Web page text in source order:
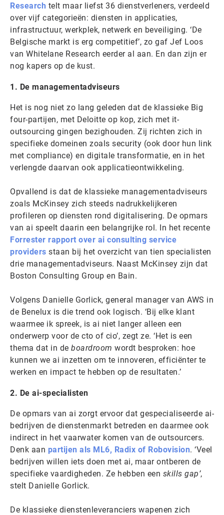
Research telt maar liefst 36 dienstverleners, verdeeld
over vijf categorieën: diensten in applicaties,
infrastructuur, werkplek, netwerk en beveiliging. ‘De
Belgische markt is erg competitief’, zo gaf Jef Loos
van Whitelane Research eerder al aan. En dan zijn er
nog kapers op de kust.
1. De managementadviseurs
Het is nog niet zo lang geleden dat de klassieke Big
four-partijen, met Deloitte op kop, zich met it-
outsourcing gingen bezighouden. Zij richten zich in
specifieke domeinen zoals security (ook door hun link
met compliance) en digitale transformatie, en in het
verlengde daarvan ook applicatieontwikkeling.
Opvallend is dat de klassieke managementadviseurs
zoals McKinsey zich steeds nadrukkelijkeren
profileren op diensten rond digitalisering. De opmars
van ai speelt daarin een belangrijke rol. In het recente
Forrester rapport over ai consulting service
providers staan bij het overzicht van tien specialisten
drie managementadviseurs. Naast McKinsey zijn dat
Boston Consulting Group en Bain.
Volgens Danielle Gorlick, general manager van AWS in
de Benelux is die trend ook logisch. ‘Bij elke klant
waarmee ik spreek, is ai niet langer alleen een
onderwerp voor de cto of cio’, zegt ze. ‘Het is een
thema dat in de boardroom wordt besproken: hoe
kunnen we ai inzetten om te innoveren, efficiënter te
werken en impact te hebben op de resultaten.’
2. De ai-specialisten
De opmars van ai zorgt ervoor dat gespecialiseerde ai-
bedrijven de dienstenmarkt betreden en daarmee ook
indirect in het vaarwater komen van de outsourcers.
Denk aan partijen als ML6, Radix of Robovision. ‘Veel
bedrijven willen iets doen met ai, maar ontberen de
specifieke vaardigheden. Ze hebben een skills gap’,
stelt Danielle Gorlick.
De klassieke dienstenleveranciers wapenen zich